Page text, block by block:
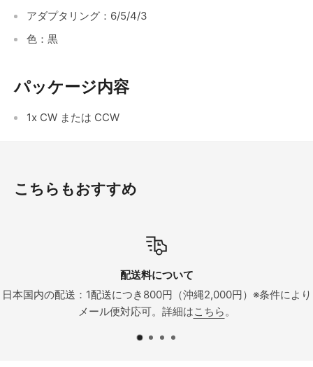
アダプタリング：6/5/4/3
色：黒
パッケージ内容
1x CW または CCW
こちらもおすすめ
800円（沖縄2,000円）※条件により
こちら 。
在庫品は決済完了後３営業